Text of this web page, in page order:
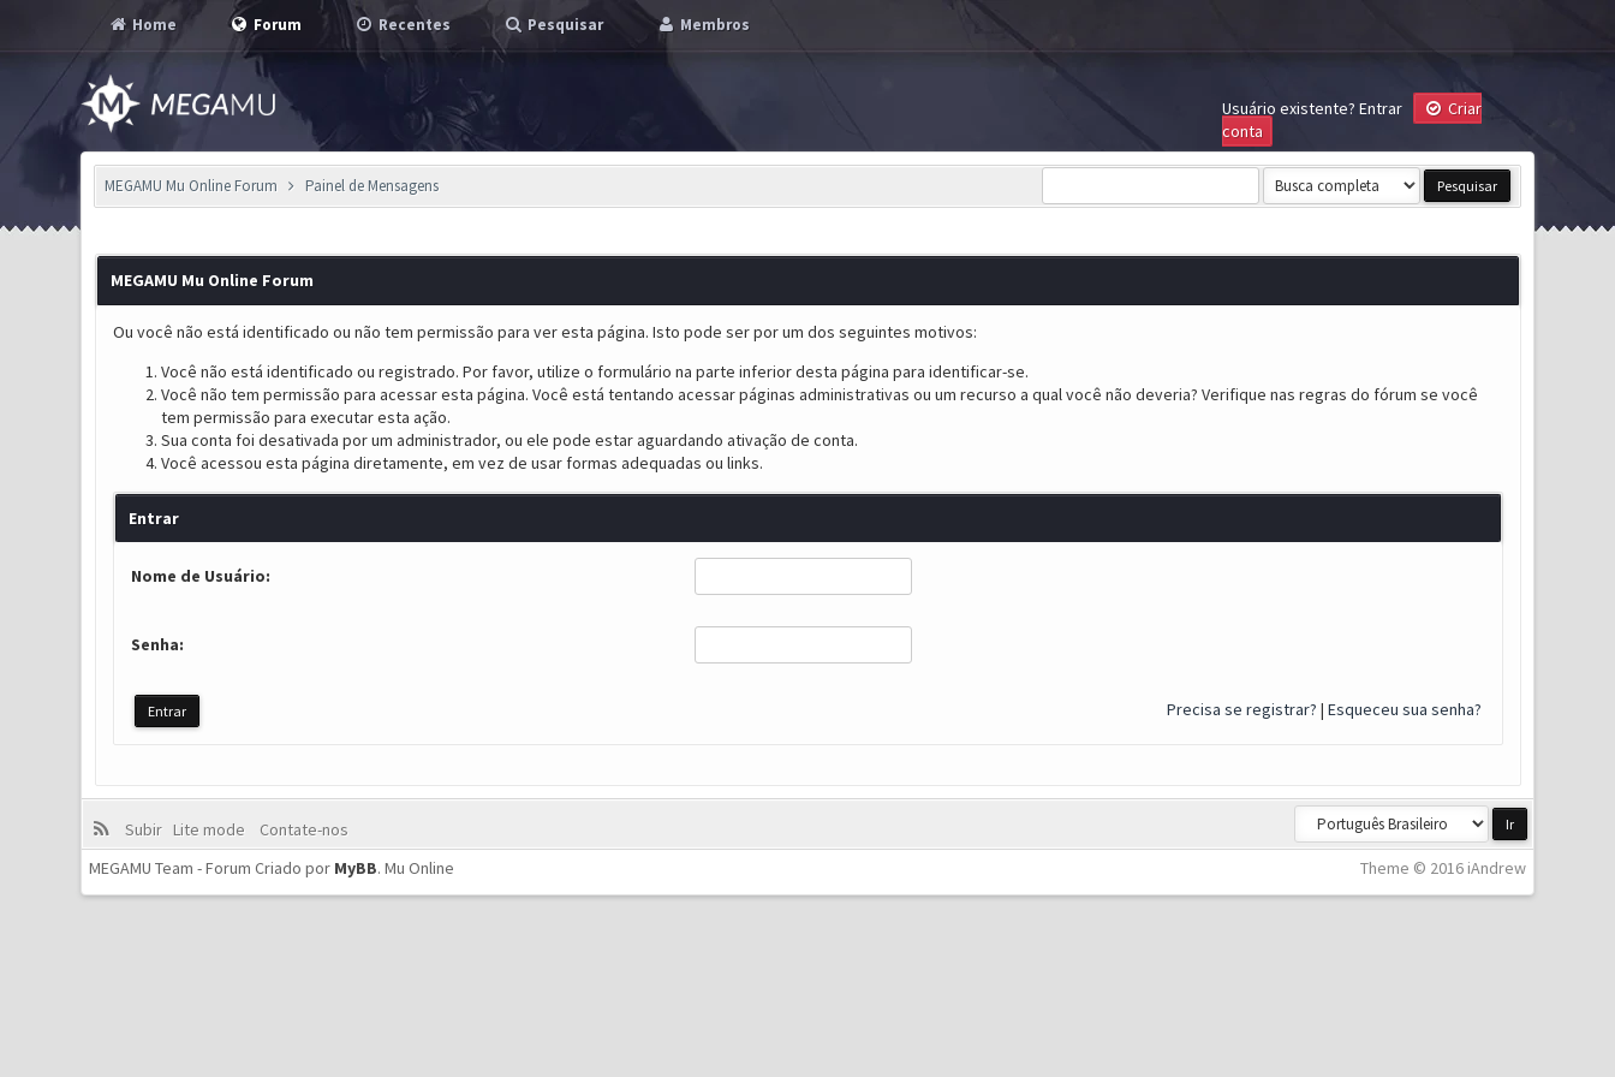
Home Forum Recentes Pesquisar Membros
Usuário existente? Entrar
Criar
conta
MEGAMU Mu Online Forum Painel de Mensagens
MEGAMU Mu Online Forum
Ou você não está identificado ou não tem permissão para ver esta página. Isto pode ser por um dos seguintes motivos:
Você não está identificado ou registrado. Por favor, utilize o formulário na parte inferior desta página para identificar-se.
Você não tem permissão para acessar esta página. Você está tentando acessar páginas administrativas ou um recurso a qual você não deveria? Verifique nas regras do fórum se você
tem permissão para executar esta ação.
Sua conta foi desativada por um administrador, ou ele pode estar aguardando ativação de conta.
Você acessou esta página diretamente, em vez de usar formas adequadas ou links.
Entrar
Nome de Usuário:
Senha:
Precisa se registrar? | Esqueceu sua senha?
Subir Lite mode
Contate-nos
Theme © 2016 iAndrew
MEGAMU Team - Forum Criado por MyBB.Mu Online